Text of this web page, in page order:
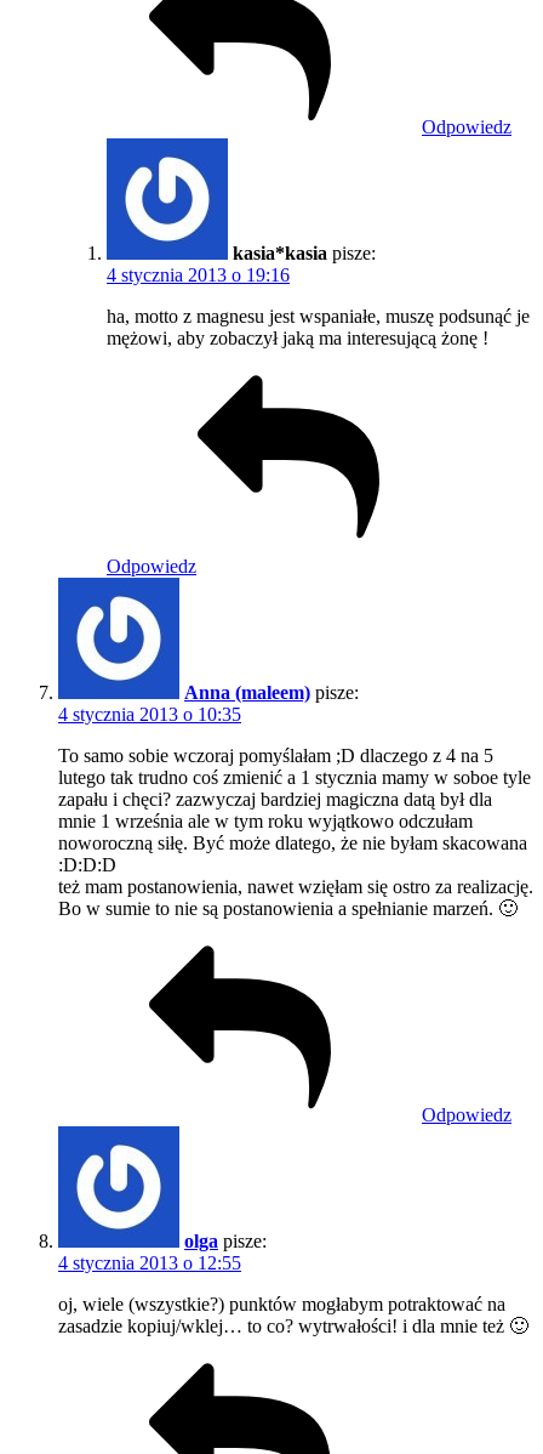
Odpowiedz
kasia*kasia pisze:
4 stycznia 2013 o 19:16
ha, motto z magnesu jest wspaniałe, muszę podsunąć je
mężowi, aby zobaczył jaką ma interesującą żonę !
Odpowiedz
Anna (maleem) pisze:
4 stycznia 2013 o 10:35
To samo sobie wczoraj pomyślałam ;D dlaczego z 4 na 5
lutego tak trudno coś zmienić a 1 stycznia mamy w soboe tyle
zapału i chęci? zazwyczaj bardziej magiczna datą był dla
mnie 1 września ale w tym roku wyjątkowo odczułam
noworoczną siłę. Być może dlatego, że nie byłam skacowana
:D:D:D
też mam postanowienia, nawet wzięłam się ostro za realizację.
Bo w sumie to nie są postanowienia a spełnianie marzeń. 🙂
Odpowiedz
olga pisze:
4 stycznia 2013 o 12:55
oj, wiele (wszystkie?) punktów mogłabym potraktować na
zasadzie kopiuj/wklej… to co? wytrwałości! i dla mnie też 🙂